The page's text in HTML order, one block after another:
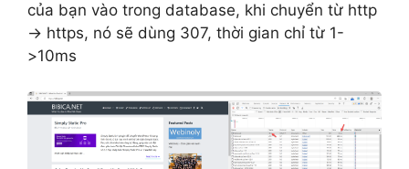
của bạn vào trong database, khi chuyển từ http
-> https, nó sẽ dùng 307, thời gian chỉ từ 1-
>10ms